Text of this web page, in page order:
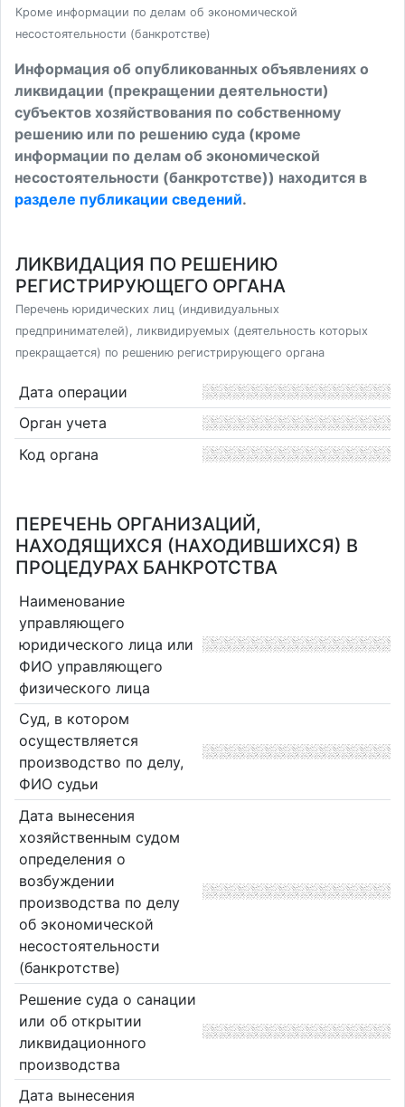
Кроме информации по делам об экономической
несостоятельности (банкротстве)
Информация об опубликованных объявлениях о
ликвидации (прекращении деятельности)
субъектов хозяйствования по собственному
решению или по решению суда (кроме
информации по делам об экономической
несостоятельности (банкротстве)) находится в
разделе публикации сведений.
ЛИКВИДАЦИЯ ПО РЕШЕНИЮ
РЕГИСТРИРУЮЩЕГО ОРГАНА
Перечень юридических лиц (индивидуальных
предпринимателей), ликвидируемых (деятельность которых
прекращается) по решению регистрирующего органа
Дата операции
Орган учета
Код органа
ПЕРЕЧЕНЬ ОРГАНИЗАЦИЙ,
НАХОДЯЩИХСЯ (НАХОДИВШИХСЯ) В
ПРОЦЕДУРАХ БАНКРОТСТВА
Наименование
управляющего
юридического лица или
ФИО управляющего
физического лица
Суд, в котором
осуществляется
производство по делу,
ФИО судьи
Дата вынесения
хозяйственным судом
определения о
возбуждении
производства по делу
об экономической
несостоятельности
(банкротстве)
Решение суда о санации
или об открытии
ликвидационного
производства
Дата вынесения